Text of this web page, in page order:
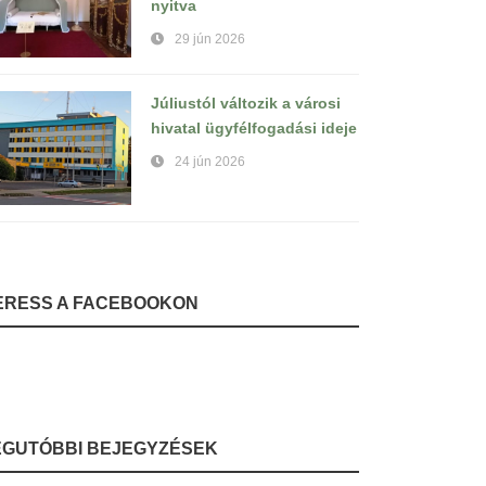
nyitva
29 jún 2026
Júliustól változik a városi
hivatal ügyfélfogadási ideje
24 jún 2026
A FACEBOOKON
BEJEGYZÉSEK